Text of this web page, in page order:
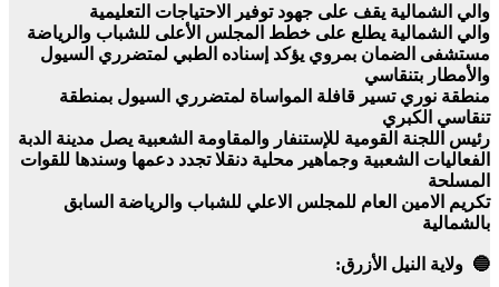
والي الشمالية يقف على جهود توفير الاحتياجات التعليمية
والي الشمالية يطلع على خطط المجلس الأعلى للشباب والرياضة
مستشفى الضمان بمروي يؤكد إسناده الطبي لمتضرري السيول
والأمطار بتنقاسي
منطقة نوري تسير قافلة المواساة لمتضرري السيول بمنطقة
تنقاسي الكبري
رئيس اللجنة القومية للإستنفار والمقاومة الشعبية يصل مدينة الدبة
الفعاليات الشعبية وجماهير محلية دنقلا تجدد دعمها وسندها للقوات
المسلحة
تكريم الامين العام للمجلس الاعلي للشباب والرياضة السابق
بالشمالية
🔵 ولاية النيل الأزرق: